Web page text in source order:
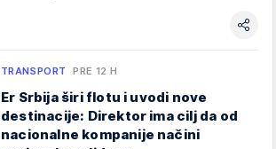
TRANSPORT PRE 12 H
Er Srbija širi flotu i uvodi nove
destinacije: Direktor ima cilj da od
nacionalne kompanije načini